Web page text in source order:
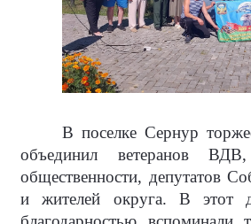
В поселке Сернур
объединил ветеранов ВДВ,
общественности, депутатов
и жителей округа. В этот